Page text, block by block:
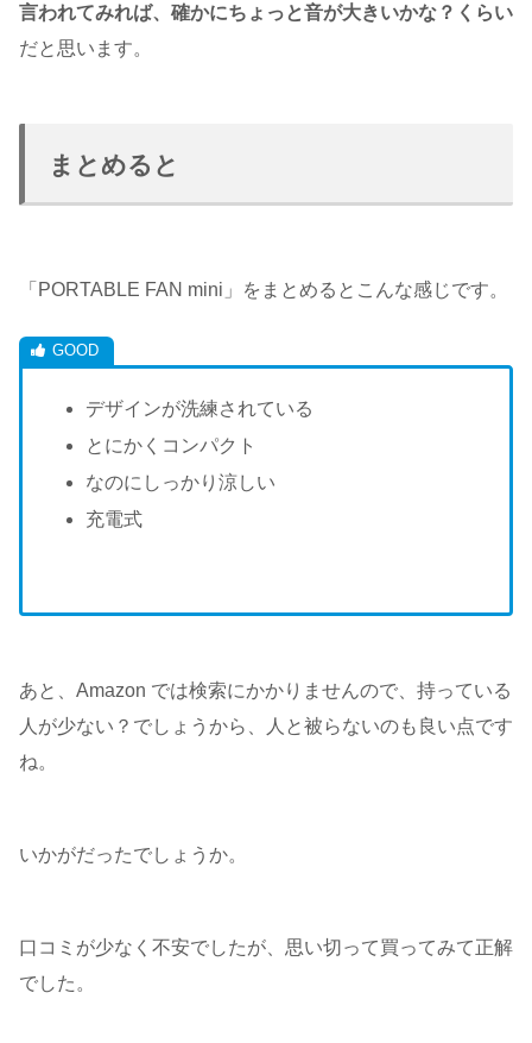
言われてみれば、確かにちょっと音が大きいかな？くらい
だと思います。
まとめると
「PORTABLE FAN mini」をまとめるとこんな感じです。
デザインが洗練されている
とにかくコンパクト
なのにしっかり涼しい
充電式
あと、Amazon では検索にかかりませんので、持っている
人が少ない？でしょうから、人と被らないのも良い点です
ね。
いかがだったでしょうか。
口コミが少なく不安でしたが、思い切って買ってみて正解
でした。